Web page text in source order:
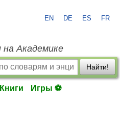
EN DE ES FR
на Академике
Найти!
Книги Игры ⚽